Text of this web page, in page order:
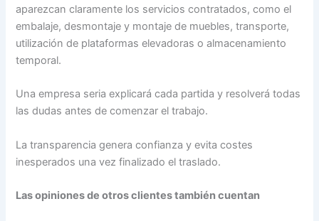
aparezcan claramente los servicios contratados, como el
embalaje, desmontaje y montaje de muebles, transporte,
utilización de plataformas elevadoras o almacenamiento
temporal.
Una empresa seria explicará cada partida y resolverá todas
las dudas antes de comenzar el trabajo.
La transparencia genera confianza y evita costes
inesperados una vez finalizado el traslado.
Las opiniones de otros clientes también cuentan